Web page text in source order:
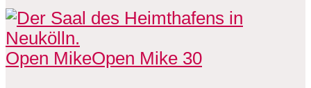
Open MikeOpen Mike 30